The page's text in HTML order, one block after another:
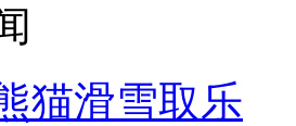
猫滑雪取乐